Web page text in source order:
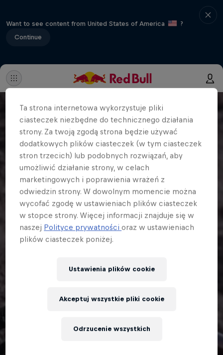
Want to see content from United States of America
?
Continue
Ta strona internetowa wykorzystuje pliki
ciasteczek niezbędne do technicznego działania
strony. Za twoją zgodą strona będzie używać
dodatkowych plików ciasteczek (w tym ciasteczek
stron trzecich) lub podobnych rozwiązań, aby
umożliwić działanie strony, w celach
marketingowych i poprawienia wrażeń z
odwiedzin strony. W dowolnym momencie można
wycofać zgodę w ustawieniach plików ciasteczek
w stopce strony. Więcej informacji znajduje się w
naszej Polityce prywatnościoraz w ustawieniach
plików ciasteczek poniżej.
Ustawienia plików cookie
Odrzucenie wszystkich
Akceptuj wszystkie pliki cookie